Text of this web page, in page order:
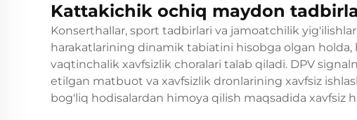
Kattakichik ochiq maydon
Konserthallar, sport tadbirlari va jamoatchilik
harakatlarining dinamik tabiatini hisobga olgan
vaqtinchalik xavfsizlik choralari talab qiladi. DPV
etilgan matbuot va xavfsizlik dronlarining xavfsiz
bog'liq hodisalardan himoya qilish maqsadida xavfsiz